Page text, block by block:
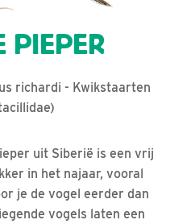
PIEPER
richardi - Kwikstaarten
uit Siberië is een vrij
in het najaar, vooral
je de vogel eerder dan
vogels laten een